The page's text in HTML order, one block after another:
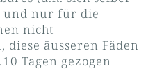
und nur für die
nicht
äusseren Fäden
Tagen gezogen